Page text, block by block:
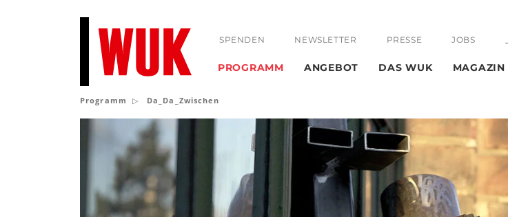
SPENDEN NEWSLETTER PRESSE JOBS
PROGRAMM ANGEBOT DAS WUK MAGAZIN
Programm Da_Da_Zwischen